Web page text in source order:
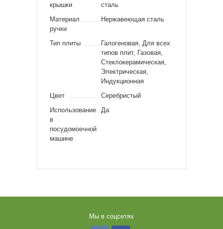
крышки
сталь
Материал
ручки
Нержавеющая сталь
Тип плиты
Галогеновая, Для всех
типов плит, Газовая,
Стеклокерамическая,
Электрическая,
Индукционная
Цвет
Серебристый
Использование
в
посудомоечной
машине
Да
Мы в соцсетях